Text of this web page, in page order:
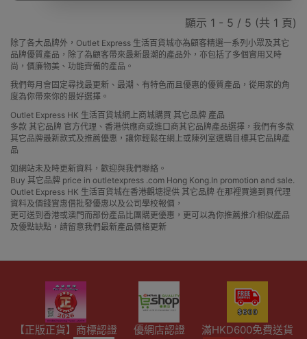
顯示 1 - 5 / 5 (共 1 頁)
除了各大品牌外，Outlet Express 生活百貨城亦為顧客精選一系列小眾及其它
品牌優質產品，除了為顧客帶來最新最潮的產品外，亦包括了多個實用又時
尚，價廉物美、功能齊備的產品。
我們每月會固定尋找最更新、最潮、有特色而且優惠的優質產品，從用家的角
度為你帶來你的最好選擇。
Outlet Express HK 生活百貨城網上商城購買 其它品牌 產品
多款 其它品牌 官方代理、香港供應商或進口商其它品牌產品選擇，我們有多款
其它品牌最新款式及推薦優惠，讓你輕鬆在網上或陳列室選購目標其它品牌產
品
如網站未及時更新資料，歡迎與我們聯絡。
Buy 其它品牌 price in outletexpress .com Hong Kong.In promotion and sale.
Outlet Express HK 生活百貨城在香港觀塘提供 其它品牌 在那裡買邊到買代理
資料及價錢實惠借批發優惠以及公司學校報價，
更可送到香港或澳門而部份產品比團購更優惠，更可以為你推薦推介相似產品
及優點缺點，請留意我們最新產品價格更新
【正版正貨】商標認證 優網店認證 滿HKD600免費送貨